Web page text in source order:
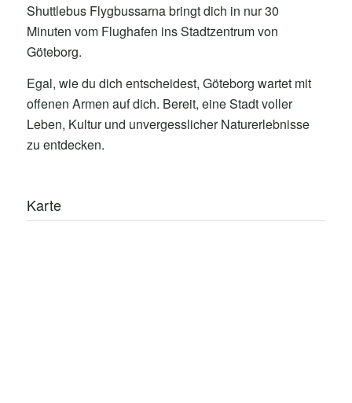
Shuttlebus Flygbussarna bringt dich in nur 30
Minuten vom Flughafen ins Stadtzentrum von
Göteborg.
Egal, wie du dich entscheidest, Göteborg wartet mit
offenen Armen auf dich. Bereit, eine Stadt voller
Leben, Kultur und unvergesslicher Naturerlebnisse
zu entdecken.
Karte